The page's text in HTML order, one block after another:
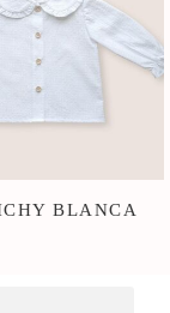
BLANCA